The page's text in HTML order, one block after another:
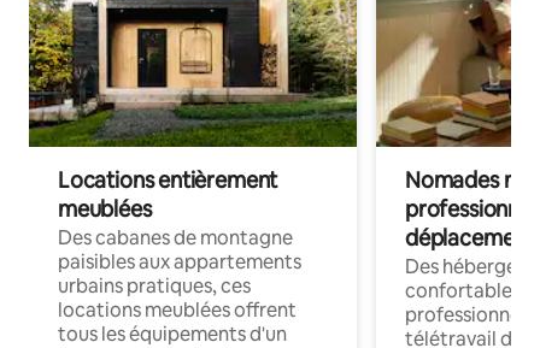
Locations entièrement
meublées
Des cabanes de montagne
paisibles aux appartements
urbains pratiques, ces
locations meublées offrent
tous les équipements d'un
Nomades
déplacement
Des
confortables
professionnels
télétravail